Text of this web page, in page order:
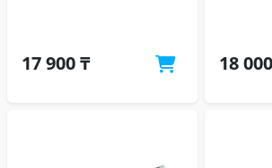
17 900 ₸ 18